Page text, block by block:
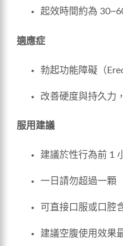
起效時間約為
適應症
勃起功能障礙（
改善硬度與持久力
服用建議
建議於性行為前 1
一日請勿超過一顆
可直接口服或口腔
建議空腹使用效果